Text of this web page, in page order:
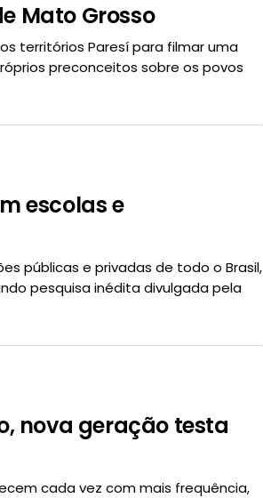
Mato Grosso
territórios Paresí para filmar uma
preconceitos sobre os povos
escolas e
públicas e privadas de todo o Brasil,
pesquisa inédita divulgada pela
nova geração testa
cada vez com mais frequência,